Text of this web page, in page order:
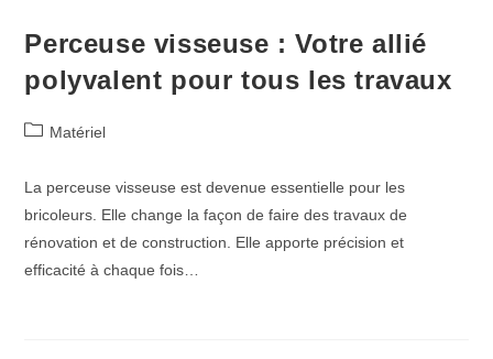
Perceuse visseuse : Votre allié
polyvalent pour tous les travaux
PostMatériel
La perceuse visseuse est devenue essentielle pour les
bricoleurs. Elle change la façon de faire des travaux de
rénovation et de construction. Elle apporte précision et
efficacité à chaque fois…